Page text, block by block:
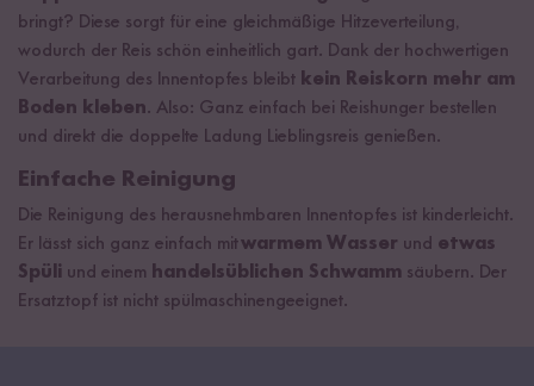
bringt? Diese sorgt für eine gleichmäßige Hitzeverteilung,
wodurch der Reis schön einheitlich gart. Dank der hochwertigen
Verarbeitung des Innentopfes bleibt kein Reiskorn mehr am
Boden kleben. Also: Ganz einfach bei Reishunger bestellen
und direkt die doppelte Ladung Lieblingsreis genießen.
Einfache Reinigung
Die Reinigung des herausnehmbaren Innentopfes ist kinderleicht.
Er lässt sich ganz einfach mitwarmem Wasser und etwas
Spüli und einem handelsüblichen Schwamm säubern. Der
Ersatztopf ist nicht spülmaschinengeeignet.